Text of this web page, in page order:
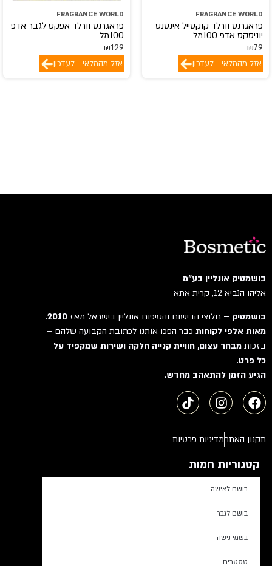
FRAGRANCE WORLD
פראגרנס וורלד קוקטייל אינטנס
יוניסקס אדפ 100מל
₪79
אזל מהמלאי - לעדכון
FRAGRANCE WORLD
פראגרנס וורלד אפקס לגבר אדפ
100מל
₪129
אזל מהמלאי - לעדכון
בושמטיק אונליין בע"מ
אליהו הנביא 12, קרית אתא
בושמטיק –חלוצי הבישום והטיפוח אונליין בישראל מאז2010
.
מאות אלפי לקוחותכבר הפכו אותנו לכתובת הקבועה שלהם –
בזכותמבחר עצום, חוויית קנייה חלקה ושירות שמקפיד על
כל פרט.
הגיע הזמן להתאהב מחדש.
תקנון האתרמדיניות פרטיות
קטגוריות חמות
בושם לאישה
בושם לגבר
בשמי נישה
טסטרים